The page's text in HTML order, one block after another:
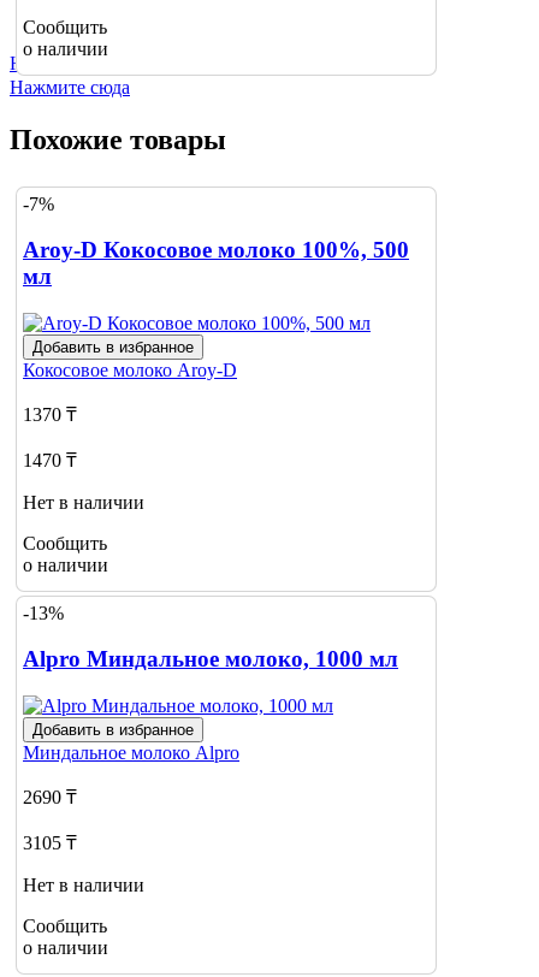
Сообщить
о наличии
Не нашли нужный товар?
Нажмите сюда
Похожие товары
-7%
Aroy-D Кокосовое молоко 100%, 500
мл
Добавить в избранное
Кокосовое молоко Aroy-D
1370 ₸
1470 ₸
Нет в наличии
Сообщить
о наличии
-13%
Alpro Миндальное молоко, 1000 мл
Добавить в избранное
Миндальное молоко Alpro
2690 ₸
3105 ₸
Нет в наличии
Сообщить
о наличии